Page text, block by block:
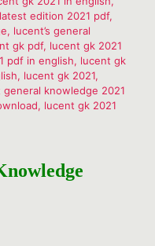
edition 2021 pdf,
lucent’s general
gk pdf, lucent gk 2021
pdf in english, lucent gk
lucent gk 2021,
knowledge 2021
lucent gk 2021